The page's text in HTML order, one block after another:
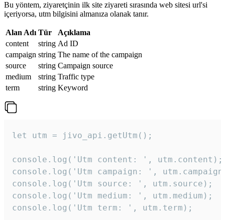
Bu yöntem, ziyaretçinin ilk site ziyareti sırasında web sitesi url'si
içeriyorsa, utm bilgisini almanıza olanak tanır.
Alan Adı Tür
Açıklama
content
string Ad ID
campaign string The name of the campaign
source
string Campaign source
medium
string Traffic type
term
string Keyword
let utm = jivo_api.getUtm();
console.log('Utm content: ', utm.content);
console.log('Utm campaign: ',
console.log('Utm source: ', utm.source);
console.log('Utm medium: ', utm.medium);
console.log('Utm term: ', utm.term);